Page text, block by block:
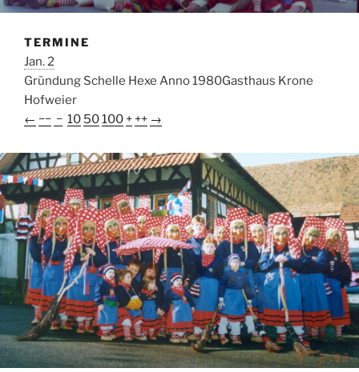
TERMINE
Jan. 2
Gründung Schelle Hexe Anno 1980Gasthaus Krone
Hofweier
← −− − 10 50100 + ++ →